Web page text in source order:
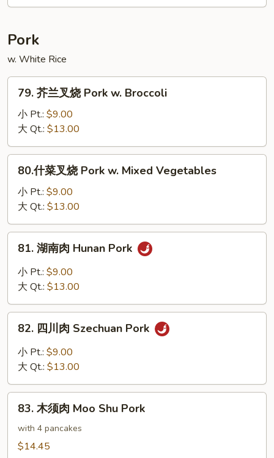
Bourbon
Pork
w. White Rice
79.
烧
Pork
Broccoli
79. 芥兰叉烧 Pork w. Broccoli
小 Pt.: $9.00
大 Qt.: $13.00
80.
烧
Pork
Mixed
Vegetables
80.什菜叉烧 Pork w. Mixed Vegetables
小 Pt.: $9.00
大 Qt.: $13.00
81.
Pork
81. 湖南肉 Hunan Pork
小 Pt.: $9.00
大 Qt.: $13.00
82.
Pork
82. 四川肉 Szechuan Pork
小 Pt.: $9.00
大 Qt.: $13.00
83.
83. 木须肉 Moo Shu Pork
with 4 pancakes
$14.45